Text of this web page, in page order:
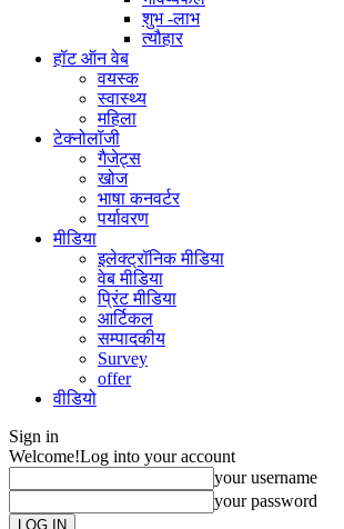
शुभ -लाभ
त्यौहार
हॉट ऑन वेब
वयस्क
स्वास्थ्य
महिला
टेक्नोलॉजी
गैजेट्स
खोज
भाषा कनवर्टर
पर्यावरण
मीडिया
इलेक्ट्रॉनिक मीडिया
वेब मीडिया
प्रिंट मीडिया
आर्टिकल
सम्पादकीय
Survey
offer
वीडियो
Sign in
Welcome!Log into your account
your username
your password